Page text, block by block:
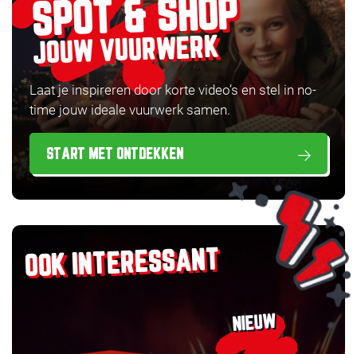
SPOT & SHOP
JOUW VUURWERK
Laat je inspireren door korte video’s en stel in no-
time jouw ideale vuurwerk samen.
START MET ONTDEKKEN
OOK INTERESSANT
NIEUW